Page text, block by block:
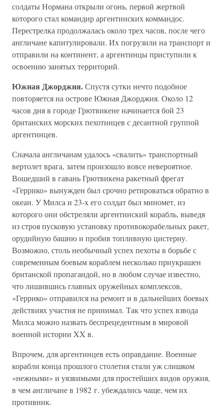
солдаты Нормана открыли огонь, первой жертвой
которого стал командир аргентинских коммандос.
Перестрелка продолжалась около трех часов, после чего
англичане капитулировали. Их погрузили на транспорт и
отправили на континент, а аргентинцы приступили к
освоению занятых территорий.
Южная Джорджия.Спустя сутки нечто подобное
повторяется на острове Южная Джорджия. Около 12
часов дня в городе Грютвикене начинается бой 23
британских морских пехотинцев с десантной группой
аргентинцев.
Сначала англичанам удалось «свалить» транспортный
вертолет врага, затем произошло вовсе невероятное.
Вошедший в гавань Грютвикена ракетный фрегат
«Геррико» вынужден был срочно ретироваться обратно в
океан. У Милса и 23-х его солдат был миномет, из
которого они обстреляли аргентинский корабль, выведя
из строя пусковую установку противокорабельных ракет,
орудийную башню и пробив топливную цистерну.
Возможно, столь необычный успех пехоты в борьбе с
современным боевым кораблем несколько приукрашен
британской пропагандой, но в любом случае известно,
что лишившись главных оружейных комплексов,
«Геррико» отправился на ремонт и в дальнейших боевых
действиях участия не принимал. Так что успех взвода
Милса можно назвать беспрецедентным в мировой
военной истории XX в.
Впрочем, для аргентинцев есть оправдание. Военные
корабли конца прошлого столетия стали уж слишком
«нежными» и уязвимыми для простейших видов оружия,
в чем англичане в 1982 г. убеждались чаще, чем их
противник.